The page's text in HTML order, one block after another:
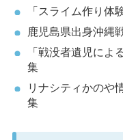
「スライム作り体
鹿児島県出身沖縄
「戦没者遺児によ
集
リナシティかのや
集